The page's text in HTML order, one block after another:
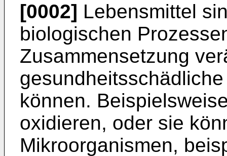
[0002] Lebensmittel
biologischen
Zusammensetzung
können.
oxidieren, oder sie
Mikroorganismen,